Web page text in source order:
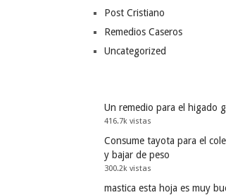
Post Cristiano
Remedios Caseros
Uncategorized
Un remedio para el higado
416.7k vistas
Consume tayota para el
y bajar de peso
300.2k vistas
mastica esta hoja es muy